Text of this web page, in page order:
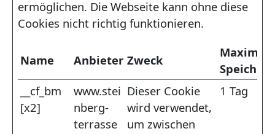
ermöglichen. Die Webseite kann ohne diese
Cookies nicht richtig funktionieren.
Name Anbieter Zweck
Maximale
__cf_bm
[x2]
www.stei
nberg-
terrasse
Dieser Cookie
wird verwendet,
um zwischen
1 Tag